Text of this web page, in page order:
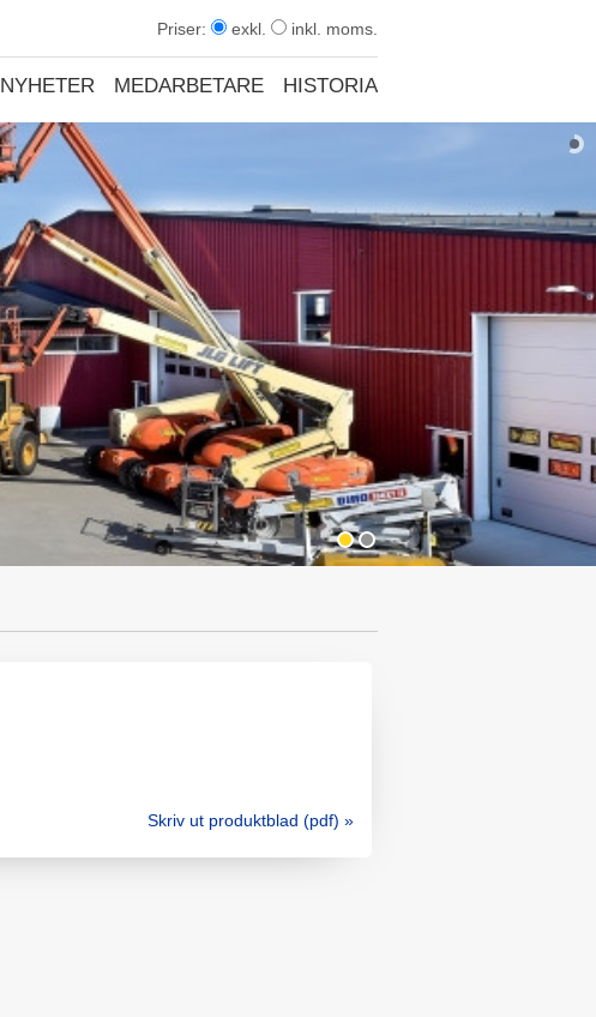
Priser: exkl. inkl. moms.
NYHETER MEDARBETARE HISTORIA
Skriv ut produktblad (pdf) »